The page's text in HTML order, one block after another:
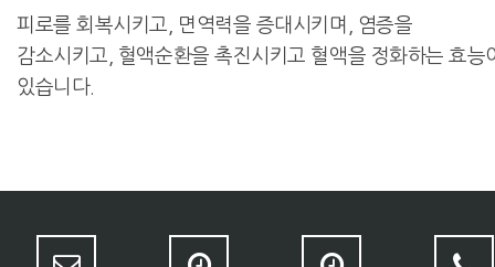
피로를 회복시키고, 면역력을 증대시키며, 염증을
감소시키고, 혈액순환을 촉진시키고 혈액을 정화하는 효능
있습니다.